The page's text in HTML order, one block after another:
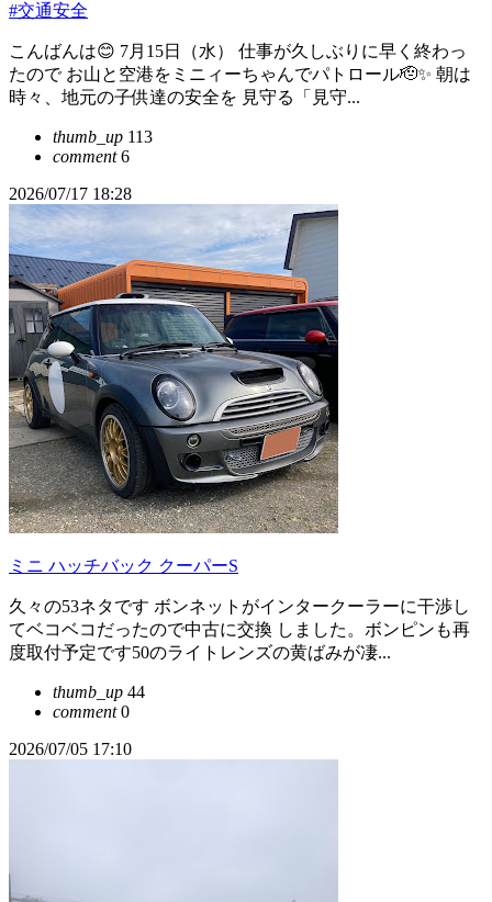
#交通安全
こんばんは😊 7月15日（水） 仕事が久しぶりに早く終わっ
たので お山と空港をミニィーちゃんでパトロール🫡✨ 朝は
時々、地元の子供達の安全を 見守る「見守...
thumb_up 113
comment6
2026/07/17 18:28
ミニ ハッチバック クーパーS
久々の53ネタです ボンネットがインタークーラーに干渉し
てベコベコだったので中古に交換 しました。ボンピンも再
度取付予定です50のライトレンズの黄ばみが凄...
thumb_up 44
comment0
2026/07/05 17:10